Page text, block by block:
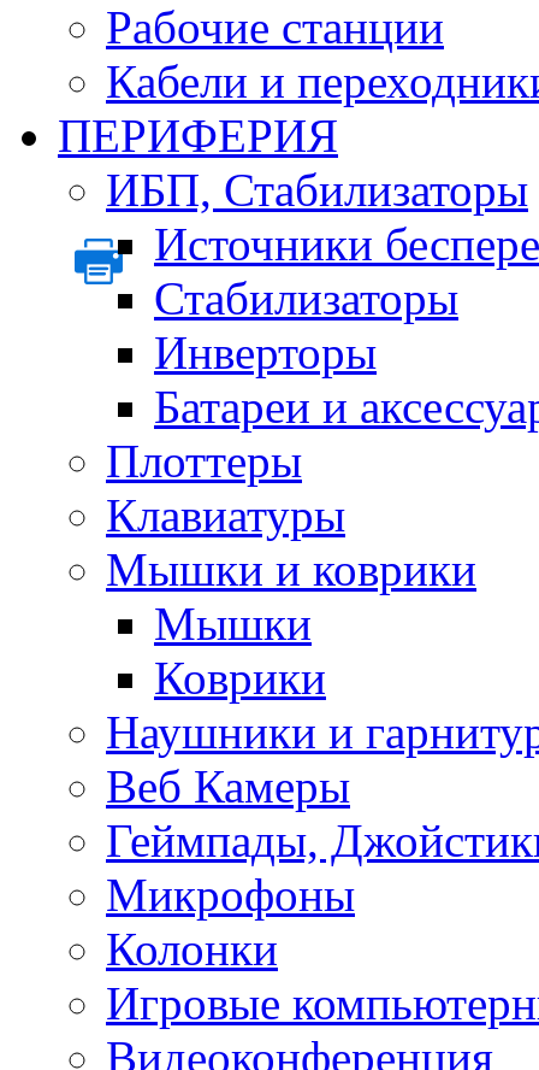
Рабочие станции
Кабели и
ПЕРИФЕРИЯ
ИБП, Стабилизаторы
Источники
Стабилизаторы
Инверторы
Батареи и
Плоттеры
Клавиатуры
Мышки и коврики
Мышки
Коврики
Наушники и
Веб Камеры
Геймпады,
Микрофоны
Колонки
Игровые
Видеоконференция